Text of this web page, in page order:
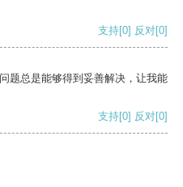
支持[0] 反对[0]
题总是能够得到妥善解决，让我能
支持[0] 反对[0]